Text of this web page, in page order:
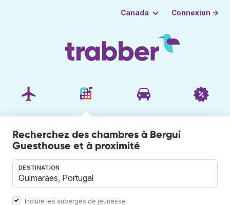
Canada Connexion →
Recherchez des chambres à Bergui
Guesthouse et à proximité
DESTINATION
Inclure les auberges de jeunesse